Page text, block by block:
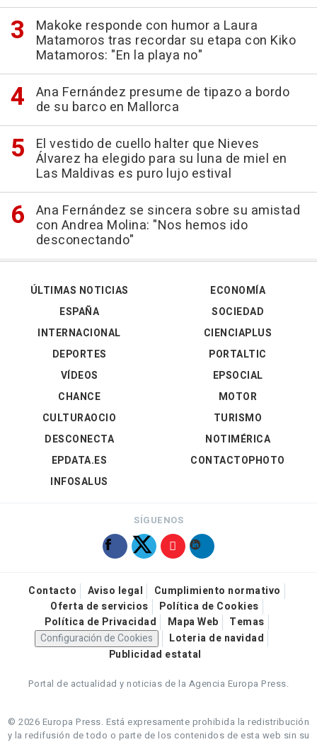
Makoke responde con humor a Laura
Matamoros tras recordar su etapa con Kiko
Matamoros: "En la playa no"
Ana Fernández presume de tipazo a bordo
de su barco en Mallorca
El vestido de cuello halter que Nieves
Álvarez ha elegido para su luna de miel en
Las Maldivas es puro lujo estival
Ana Fernández se sincera sobre su amistad
con Andrea Molina: "Nos hemos ido
desconectando"
ÚLTIMAS NOTICIAS
ESPAÑA
INTERNACIONAL
DEPORTES
VÍDEOS
ECONOMÍA
SOCIEDAD
CIENCIAPLUS
PORTALTIC
EPSOCIAL
CHANCE
CULTURAOCIO
DESCONECTA
EPDATA.ES
INFOSALUS
MOTOR
TURISMO
NOTIMÉRICA
CONTACTOPHOTO
SÍGUENOS
Contacto Aviso legal
Cumplimiento normativo
Oferta de servicios
Política de Cookies
Política de Privacidad
Mapa Web
Temas
Configuración de Cookies
Loteria de navidad
Publicidad estatal
Portal de actualidad y noticias de la Agencia Europa Press.
© 2026 Europa Press. Está expresamente prohibida la redistribución
y la redifusión de todo o parte de los contenidos de esta web sin su